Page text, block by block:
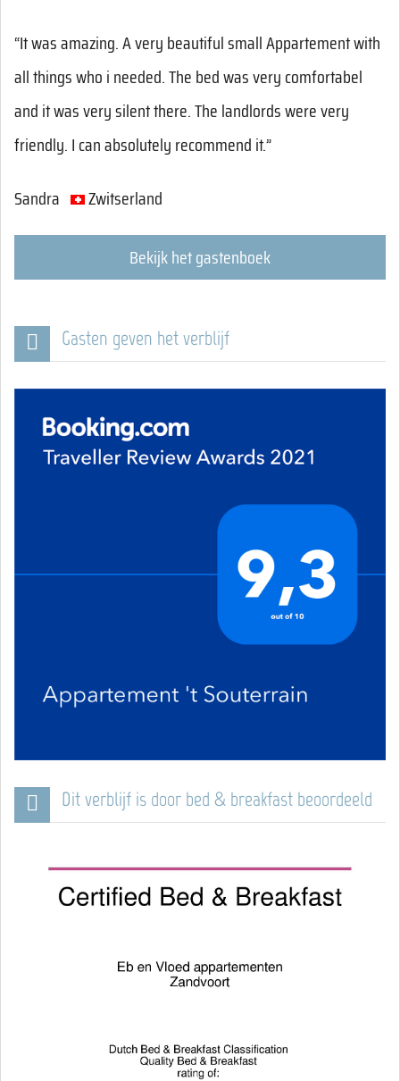
“It was amazing. A very beautiful small Appartement with
all things who i needed. The bed was very comfortabel
and it was very silent there. The landlords were very
friendly. I can absolutely recommend it.”
Sandra
Zwitserland
Bekijk het gastenboek
Gasten geven het verblijf
Dit verblijf is door bed & breakfast beoordeeld